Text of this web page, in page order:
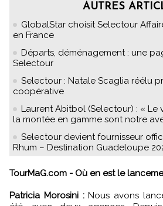
AUTRES
GlobalStar choisit Selectour
en France
Départs, déménagement : une
Selectour
Selectour : Natale Scaglia réélu
coopérative
Laurent Abitbol (Selectour) : « Le
la montée en gamme sont notre
Selectour devient fournisseur
Rhum – Destination Guadeloupe
TourMaG.com - Où en est le
Patricia Morosini :Nous avons